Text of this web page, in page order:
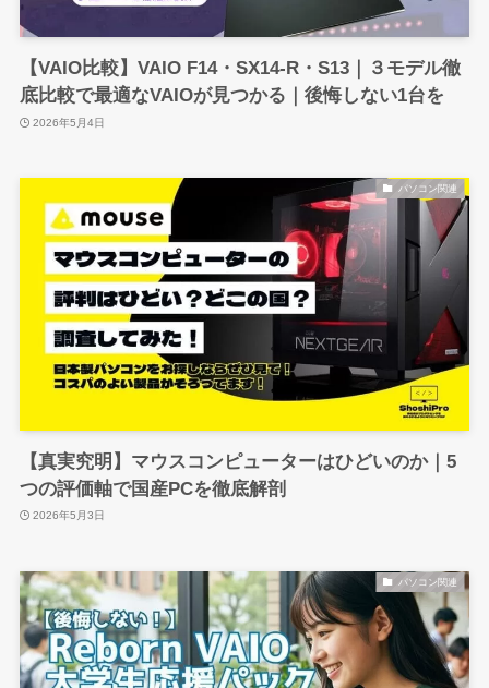
【VAIO比較】VAIO F14・SX14-R・S13｜３モデル徹
底比較で最適なVAIOが見つかる｜後悔しない1台を
2026年5月4日
パソコン関連
【真実究明】マウスコンピューターはひどいのか｜5
つの評価軸で国産PCを徹底解剖
2026年5月3日
パソコン関連